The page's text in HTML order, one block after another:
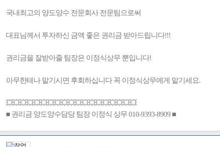
국내최고의 양도양수 전문회사 전문팀으로써
대표님께서 투자하신 금액 좋은 권리금 받아드립니다!!!
권리금을 잘받아줄 팀장은 이정식상무 뿐입니다!
아무한테나 맡기시면 후회하십니다 꼭 이정식상무에게 맡기세요.
💥💥💥💥💥💥💥💥💥💥💥💥💥💥💥💥💥💥💥
■ 권리금 양도양수담당 팀장 이정식 상무 010-9393-8909 ■